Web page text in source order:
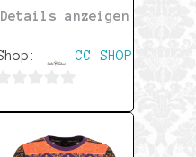
Details anzeigen
CC SHOP